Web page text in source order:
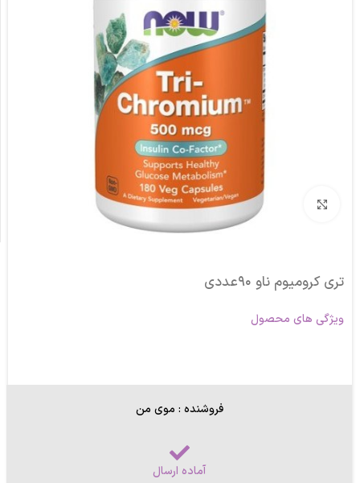
برای بزرگنمایی کلیک کنید
تری کرومیوم ناو ۹۰عددی
ویژگی های محصول
فروشنده : موی من
آماده ارسال